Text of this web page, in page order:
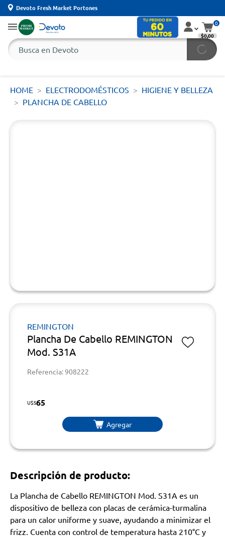
Devoto Fresh Market Portones
0
$0,00
HOME ELECTRODOMÉSTICOS
HIGIENE Y BELLEZA
PLANCHA DE CABELLO
REMINGTON
Plancha De Cabello REMINGTON
Mod. S31A
Referencia: 908222
U$S65
Agregar
Descripción de producto:
La Plancha de Cabello REMINGTON Mod. S31A es un
dispositivo de belleza con placas de cerámica-turmalina
para un calor uniforme y suave, ayudando a minimizar el
frizz. Cuenta con control de temperatura hasta 210°C y